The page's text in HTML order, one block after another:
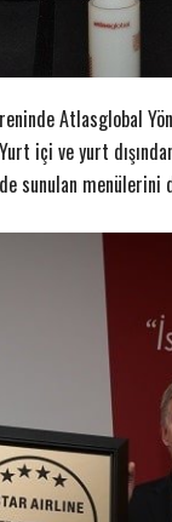
Atlasglobal
içi ve yurt
sunulan